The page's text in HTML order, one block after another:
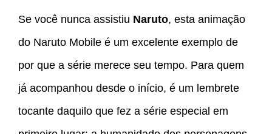
Se você nunca assistiu Naruto, esta animação
do Naruto Mobile é um excelente exemplo de
por que a série merece seu tempo. Para quem
já acompanhou desde o início, é um lembrete
tocante daquilo que fez a série especial em